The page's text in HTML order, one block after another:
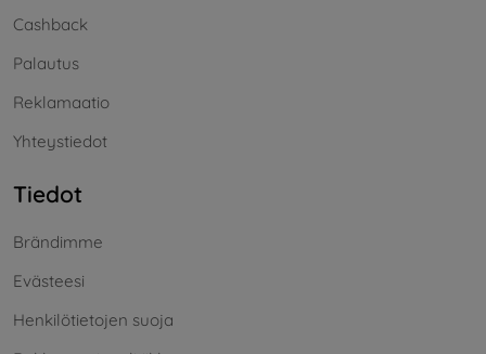
Cashback
Palautus
Reklamaatio
Yhteystiedot
Tiedot
Brändimme
Evästeesi
Henkilötietojen suoja